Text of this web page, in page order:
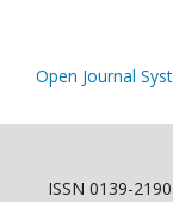
Open Journal
ISSN 0139-